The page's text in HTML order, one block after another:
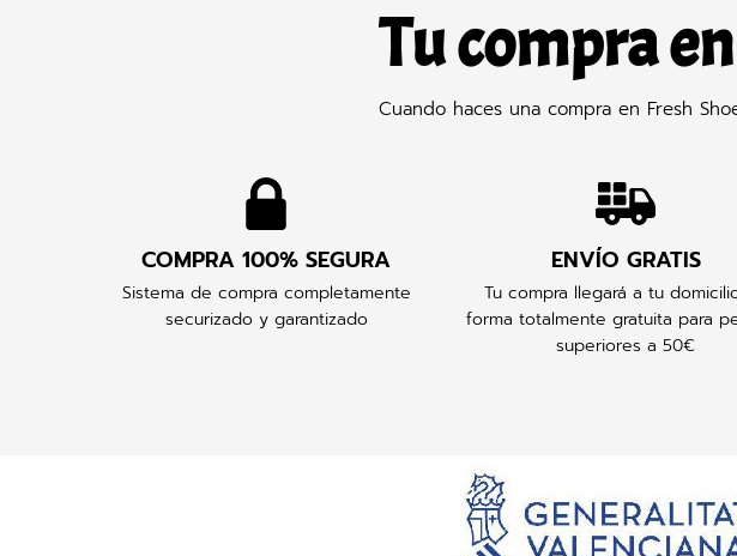
Tu compra
Cuando haces una compra en Fresh
COMPRA 100% SEGURA
Sistema de compra completamente
securizado y garantizado
ENVÍO GRATIS
Tu compra llegará a tu
forma totalmente gratuita para
superiores a 50€